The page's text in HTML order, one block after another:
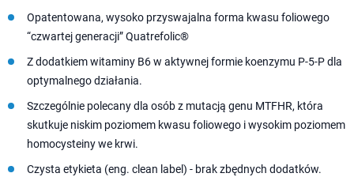
Opatentowana, wysoko przyswajalna forma kwasu foliowego
“czwartej generacji” Quatrefolic®
Z dodatkiem witaminy B6 w aktywnej formie koenzymu P-5-P dla
optymalnego działania.
Szczególnie polecany dla osób z mutacją genu MTFHR, która
skutkuje niskim poziomem kwasu foliowego i wysokim poziomem
homocysteiny we krwi.
Czysta etykieta (eng. clean label) - brak zbędnych dodatków.